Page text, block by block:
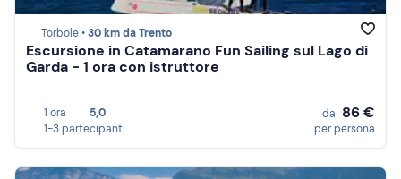
Torbole •30 km da Trento
Escursione in Catamarano Fun Sailing sul Lago di
Garda - 1 ora con istruttore
1 ora
5,0
1-3 partecipanti
da 86 €
per persona